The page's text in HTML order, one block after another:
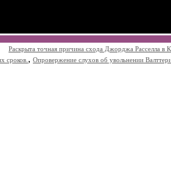
Раскрыта точная причина схода Джорджа Расселла в
сроков. , Опровержение слухов об увольнении